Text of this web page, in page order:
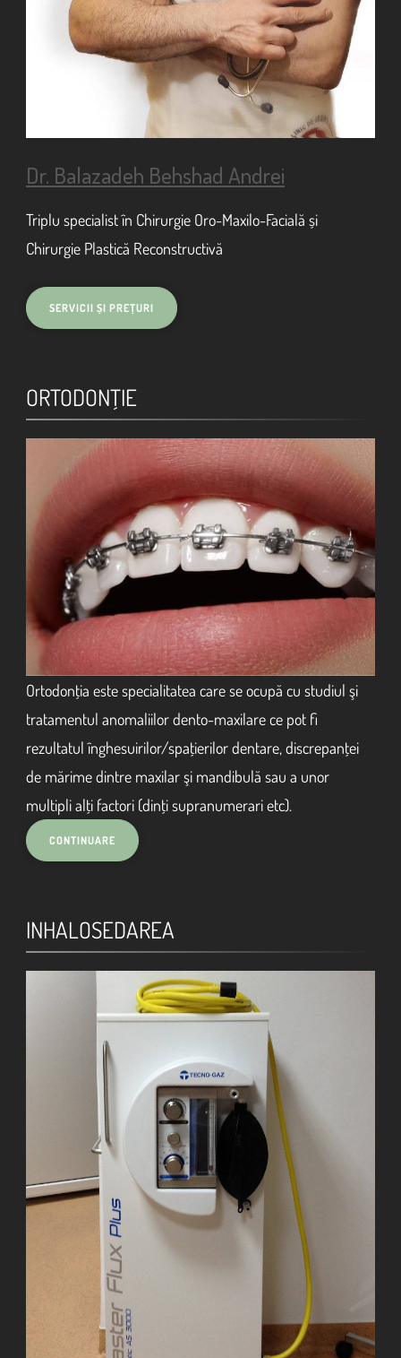
Dr. Balazadeh Behshad Andrei
Triplu specialist în Chirurgie Oro-Maxilo-Facială și
Chirurgie Plastică Reconstructivă
ORTODONŢIE
Ortodonţia este specialitatea care se ocupă cu studiul şi
tratamentul anomaliilor dento-maxilare ce pot fi
rezultatul înghesuirilor/spaţierilor dentare, discrepanţei
de mărime dintre maxilar şi mandibulă sau a unor
multipli alţi factori (dinţi supranumerari etc).
INHALOSEDAREA